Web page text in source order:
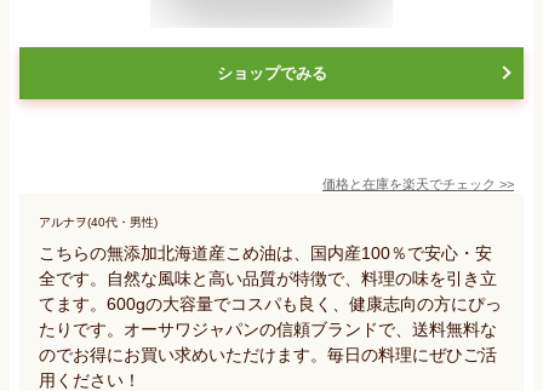
ショップでみる
価格と在庫を楽天でチェック >>
アルナヲ(40代・男性)
こちらの無添加北海道産こめ油は、国内産100％で安心・安
全です。自然な風味と高い品質が特徴で、料理の味を引き立
てます。600gの大容量でコスパも良く、健康志向の方にぴっ
たりです。オーサワジャパンの信頼ブランドで、送料無料な
のでお得にお買い求めいただけます。毎日の料理にぜひご活
用ください！